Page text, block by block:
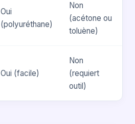
Oui
(polyuréthane)
Non
(acétone ou
toluène)
Oui (facile)
Non
(requiert
outil)